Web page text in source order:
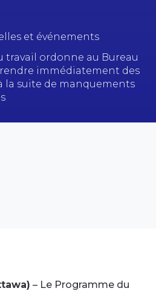
et événements
travail ordonne au Bureau
immédiatement des
la suite de manquements
– Le Programme du